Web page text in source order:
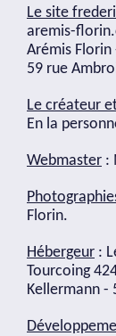
Le site
aremis-
Arémis Florin
59 rue
Le créateur
En la
Webmaster :
Florin.
Hébergeur :
Tourcoing
Kellermann -